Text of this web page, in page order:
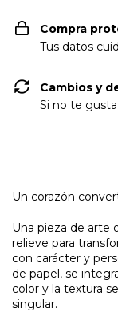
Compra
Tus datos
Cambios y
Si no te
Un corazón
Una pieza de arte
relieve para
con carácter y
de papel, se
color y la textura
singular.